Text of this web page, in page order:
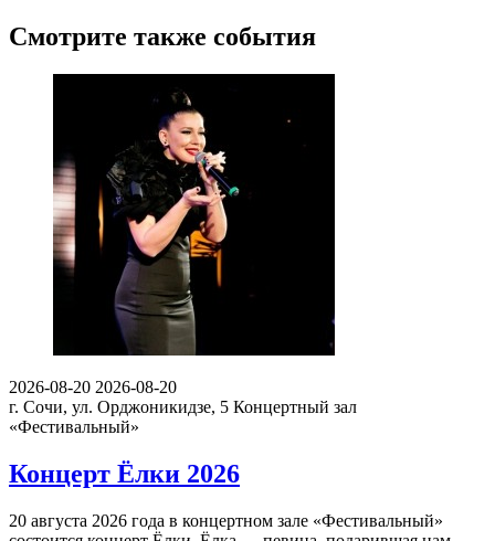
Смотрите также события
2026-08-20 2026-08-20
г. Сочи, ул. Орджоникидзе, 5 Концертный зал
«Фестивальный»
Концерт Ёлки 2026
20 августа 2026 года в концертном зале «Фестивальный»